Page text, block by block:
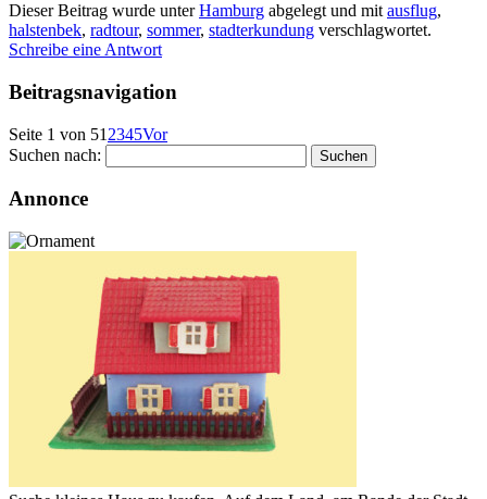
Dieser Beitrag wurde unterHamburg abgelegt und mit ausflug,
halstenbek, radtour, sommer, stadterkundung verschlagwortet.
Schreibe eine Antwort
Beitragsnavigation
Seite 1 von 51 2345Vor
Suchen nach:
Annonce